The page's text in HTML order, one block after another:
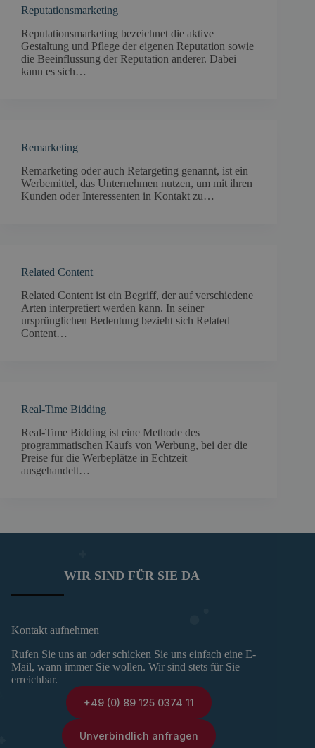
Reputationsmarketing
Reputationsmarketing bezeichnet die aktive
Gestaltung und Pflege der eigenen Reputation sowie
die Beeinflussung der Reputation anderer. Dabei
kann es sich…
Remarketing
Remarketing oder auch Retargeting genannt, ist ein
Werbemittel, das Unternehmen nutzen, um mit ihren
Kunden oder Interessenten in Kontakt zu…
Related Content
Related Content ist ein Begriff, der auf verschiedene
Arten interpretiert werden kann. In seiner
ursprünglichen Bedeutung bezieht sich Related
Content…
Real-Time Bidding
Real-Time Bidding ist eine Methode des
programmatischen Kaufs von Werbung, bei der die
Preise für die Werbeplätze in Echtzeit
ausgehandelt…
WIR SIND FÜR SIE DA
Kontakt aufnehmen
Rufen Sie uns an oder schicken Sie uns einfach eine E-
Mail, wann immer Sie wollen. Wir sind stets für Sie
erreichbar.
+49 (0) 89 125 0374 11
Unverbindlich anfragen